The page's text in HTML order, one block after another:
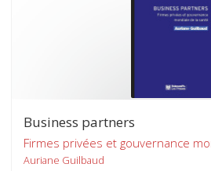
Business partners
Firmes privées et gouvernance
Auriane Guilbaud